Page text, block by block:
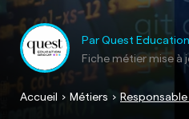
Par Quest
Fiche métier mise à
Accueil Métiers Responsable